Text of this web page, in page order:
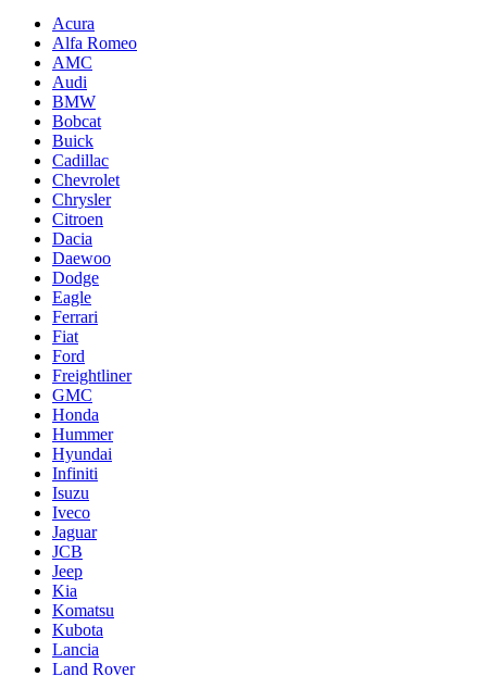
Acura
Alfa Romeo
AMC
Audi
BMW
Bobcat
Buick
Cadillac
Chevrolet
Chrysler
Citroen
Dacia
Daewoo
Dodge
Eagle
Ferrari
Fiat
Ford
Freightliner
GMC
Honda
Hummer
Hyundai
Infiniti
Isuzu
Iveco
Jaguar
JCB
Jeep
Kia
Komatsu
Kubota
Lancia
Land Rover